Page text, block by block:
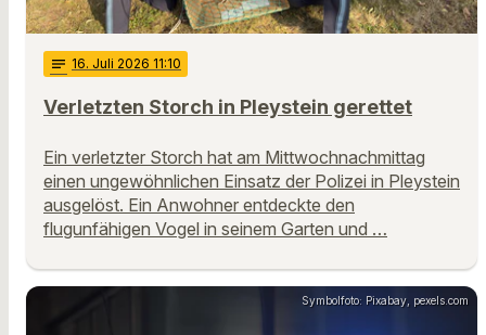
notes 16. Juli 2026 11:10
Verletzten Storch in Pleystein gerettet
Ein verletzter Storch hat am Mittwochnachmittag
einen ungewöhnlichen Einsatz der Polizei in Pleystein
ausgelöst. Ein Anwohner entdeckte den
flugunfähigen Vogel in seinem Garten und …
Symbolfoto: Pixabay, pexels.com